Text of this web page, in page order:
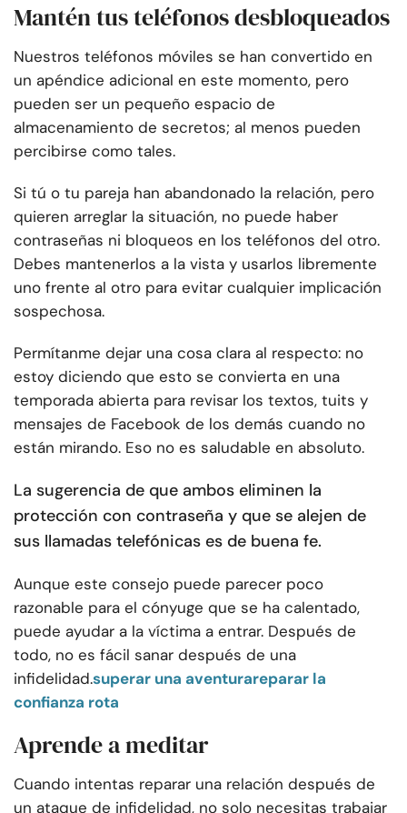
Mantén tus teléfonos desbloqueados
Nuestros teléfonos móviles se han convertido en
un apéndice adicional en este momento, pero
pueden ser un pequeño espacio de
almacenamiento de secretos; al menos pueden
percibirse como tales.
Si tú o tu pareja han abandonado la relación, pero
quieren arreglar la situación, no puede haber
contraseñas ni bloqueos en los teléfonos del otro.
Debes mantenerlos a la vista y usarlos libremente
uno frente al otro para evitar cualquier implicación
sospechosa.
Permítanme dejar una cosa clara al respecto: no
estoy diciendo que esto se convierta en una
temporada abierta para revisar los textos, tuits y
mensajes de Facebook de los demás cuando no
están mirando. Eso no es saludable en absoluto.
La sugerencia de que ambos eliminen la
protección con contraseña y que se alejen de
sus llamadas telefónicas es de buena fe.
Aunque este consejo puede parecer poco
razonable para el cónyuge que se ha calentado,
puede ayudar a la víctima a entrar. Después de
todo, no es fácil sanar después de una
infidelidad.superar una aventurareparar la
confianza rota
Aprende a meditar
Cuando intentas reparar una relación después de
un ataque de infidelidad, no solo necesitas trabajar